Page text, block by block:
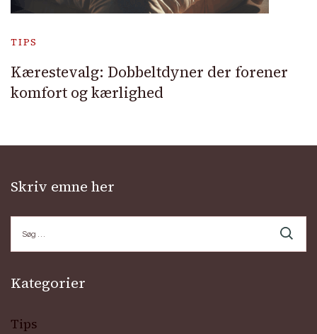
TIPS
Kærestevalg: Dobbeltdyner der forener
komfort og kærlighed
Skriv emne her
efter:
Kategorier
Tips